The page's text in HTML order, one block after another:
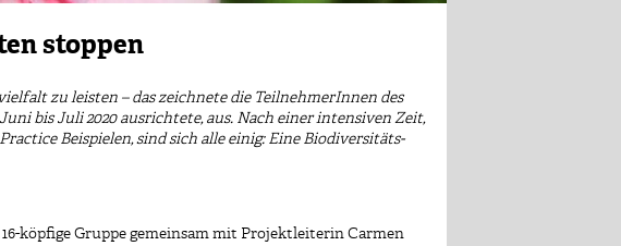
stoppen
zu leisten – das zeichnete die TeilnehmerInnen des
bis Juli 2020 ausrichtete, aus. Nach einer intensiven Zeit,
Beispielen, sind sich alle einig: Eine Biodiversitäts-
köpfige Gruppe gemeinsam mit Projektleiterin Carmen